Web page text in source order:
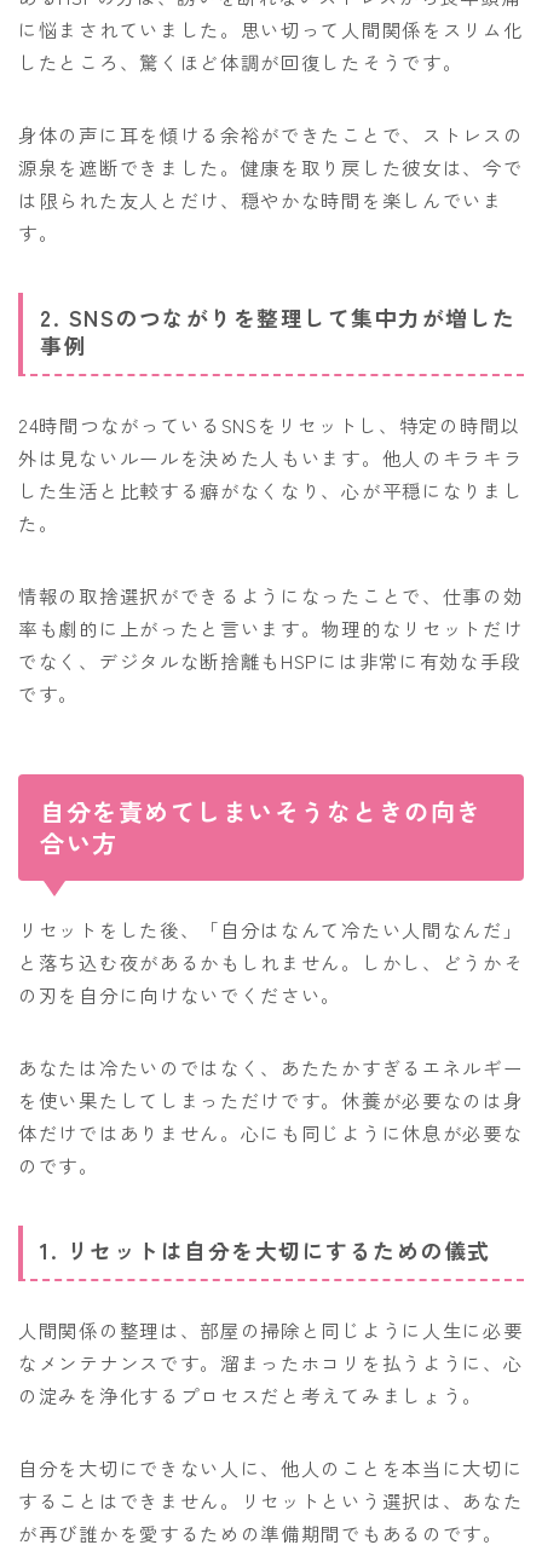
に悩まされていました。思い切って人間関係をスリム化
したところ、驚くほど体調が回復したそうです。
身体の声に耳を傾ける余裕ができたことで、ストレスの
源泉を遮断できました。健康を取り戻した彼女は、今で
は限られた友人とだけ、穏やかな時間を楽しんでいま
す。
2. SNSのつながりを整理して集中力が増した
事例
24時間つながっているSNSをリセットし、特定の時間以
外は見ないルールを決めた人もいます。他人のキラキラ
した生活と比較する癖がなくなり、心が平穏になりまし
た。
情報の取捨選択ができるようになったことで、仕事の効
率も劇的に上がったと言います。物理的なリセットだけ
でなく、デジタルな断捨離もHSPには非常に有効な手段
です。
自分を責めてしまいそうなときの向き
合い方
リセットをした後、「自分はなんて冷たい人間なんだ」
と落ち込む夜があるかもしれません。しかし、どうかそ
の刃を自分に向けないでください。
あなたは冷たいのではなく、あたたかすぎるエネルギー
を使い果たしてしまっただけです。休養が必要なのは身
体だけではありません。心にも同じように休息が必要な
のです。
1. リセットは自分を大切にするための儀式
人間関係の整理は、部屋の掃除と同じように人生に必要
なメンテナンスです。溜まったホコリを払うように、心
の淀みを浄化するプロセスだと考えてみましょう。
自分を大切にできない人に、他人のことを本当に大切に
することはできません。リセットという選択は、あなた
が再び誰かを愛するための準備期間でもあるのです。